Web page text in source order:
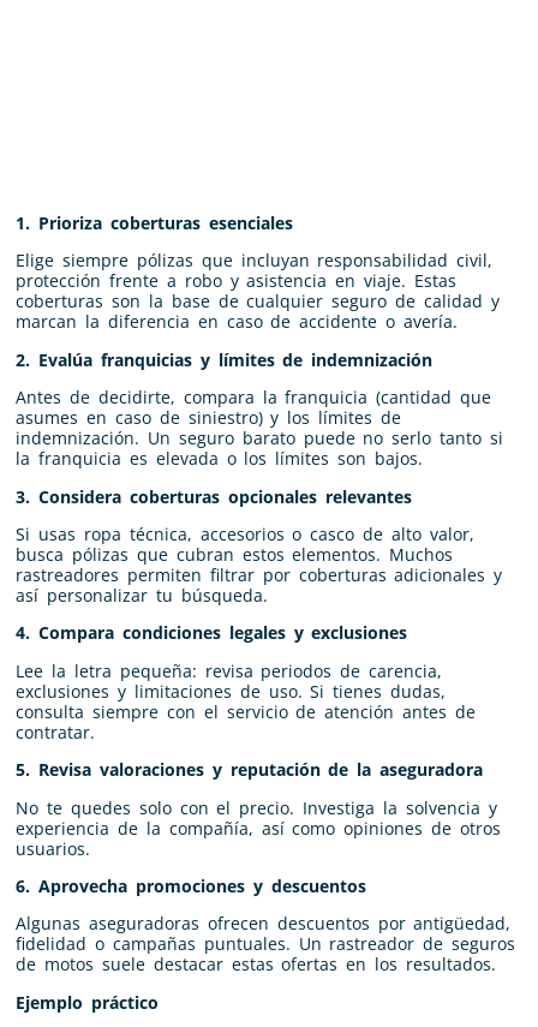
1. Prioriza coberturas esenciales
Elige siempre pólizas que incluyan responsabilidad civil,
protección frente a robo y asistencia en viaje. Estas
coberturas son la base de cualquier seguro de calidad y
marcan la diferencia en caso de accidente o avería.
2. Evalúa franquicias y límites de indemnización
Antes de decidirte, compara la franquicia (cantidad que
asumes en caso de siniestro) y los límites de
indemnización. Un seguro barato puede no serlo tanto si
la franquicia es elevada o los límites son bajos.
3. Considera coberturas opcionales relevantes
Si usas ropa técnica, accesorios o casco de alto valor,
busca pólizas que cubran estos elementos. Muchos
rastreadores permiten filtrar por coberturas adicionales y
así personalizar tu búsqueda.
4. Compara condiciones legales y exclusiones
Lee la letra pequeña: revisa periodos de carencia,
exclusiones y limitaciones de uso. Si tienes dudas,
consulta siempre con el servicio de atención antes de
contratar.
5. Revisa valoraciones y reputación de la aseguradora
No te quedes solo con el precio. Investiga la solvencia y
experiencia de la compañía, así como opiniones de otros
usuarios.
6. Aprovecha promociones y descuentos
Algunas aseguradoras ofrecen descuentos por antigüedad,
fidelidad o campañas puntuales. Un rastreador de seguros
de motos suele destacar estas ofertas en los resultados.
Ejemplo práctico